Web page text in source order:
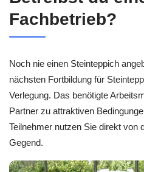
Fachbetrieb?
Noch nie einen Steinteppich
nächsten Fortbildung für
Verlegung. Das benötigte
Partner zu attraktiven
Teilnehmer nutzen Sie direkt von
Gegend.